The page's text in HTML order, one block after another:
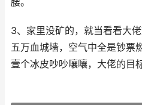
3、家里没矿的，就当看看大
五万血城墙，空气中全是钞票
壹个冰皮吵吵嚷嚷，大佬的目